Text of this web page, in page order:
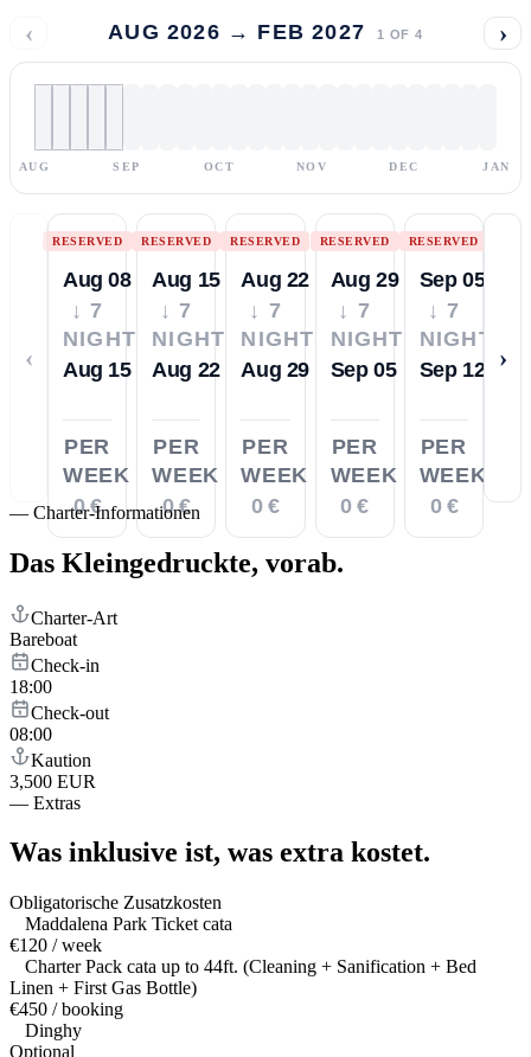
‹ AUG 2026 → FEB 2027 1 OF 4 ›
AUG SEP OCT NOV DEC JAN
‹
RESERVED
Aug 08
↓ 7
NIGHTS
Aug 15
PER
WEEK
0 €
RESERVED
Aug 15
↓ 7
NIGHTS
Aug 22
PER
WEEK
0 €
RESERVED
Aug 22
↓ 7
NIGHTS
Aug 29
PER
WEEK
0 €
RESERVED
Aug 29
↓ 7
NIGHTS
Sep 05
PER
WEEK
0 €
RESERVED
Sep 05
↓ 7
NIGHTS
Sep 12
PER
WEEK
0 €
›
— Charter-Informationen
Das Kleingedruckte, vorab.
Charter-Art
Bareboat
Check-in
18:00
Check-out
08:00
Kaution
3,500 EUR
— Extras
Was inklusive ist, was extra kostet.
Obligatorische Zusatzkosten
Maddalena Park Ticket cata
€120 / week
Charter Pack cata up to 44ft. (Cleaning + Sanification + Bed
Linen + First Gas Bottle)
€450 / booking
Dinghy
Optional